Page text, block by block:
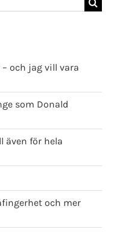
och jag vill vara
som Donald
även för hela
och mer